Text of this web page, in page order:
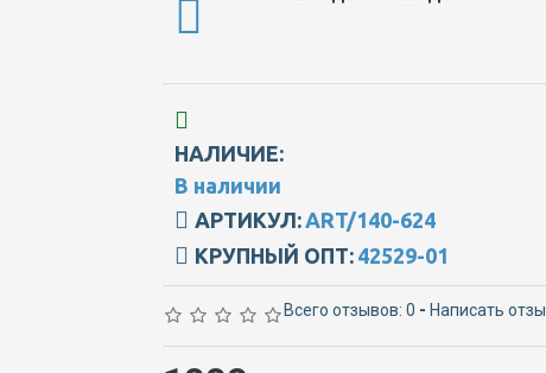
НАЛИЧИЕ:
В наличии
АРТИКУЛ: ART/140-624
КРУПНЫЙ ОПТ: 42529-01
Всего отзывов: 0 - Написать